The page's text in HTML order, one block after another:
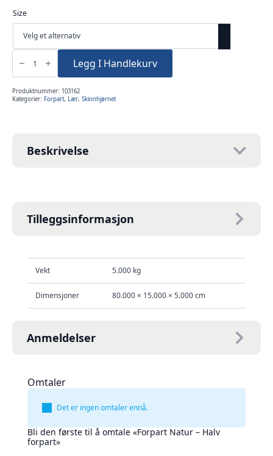
Size
Forpart
Halv
antall
Legg I Handlekurv
Produktnummer: 103162
Kategorier: Forpart, Lær, Skinnhjørnet
Beskrivelse
Tilleggsinformasjon
Vekt 5.000 kg
Dimensjoner 80.000 × 15.000 × 5.000 cm
Anmeldelser
Omtaler
Det er ingen omtaler ennå.
Bli den første til å omtale «Forpart Natur – Halv
forpart»